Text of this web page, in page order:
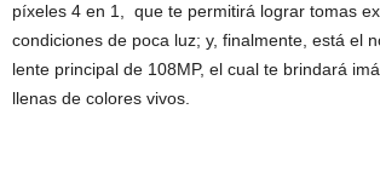
píxeles 4 en 1, que te permitirá lograr tomas
condiciones de poca luz; y, finalmente, está el
lente principal de 108MP, el cual te brindará
llenas de colores vivos.